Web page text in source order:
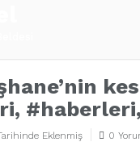
Eklenmiş 0